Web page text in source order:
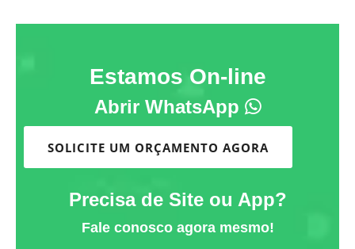
Estamos On-line
Abrir WhatsApp
SOLICITE UM ORÇAMENTO AGORA
Precisa de Site ou App?
Fale conosco agora mesmo!